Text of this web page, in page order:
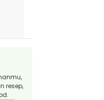
resep,